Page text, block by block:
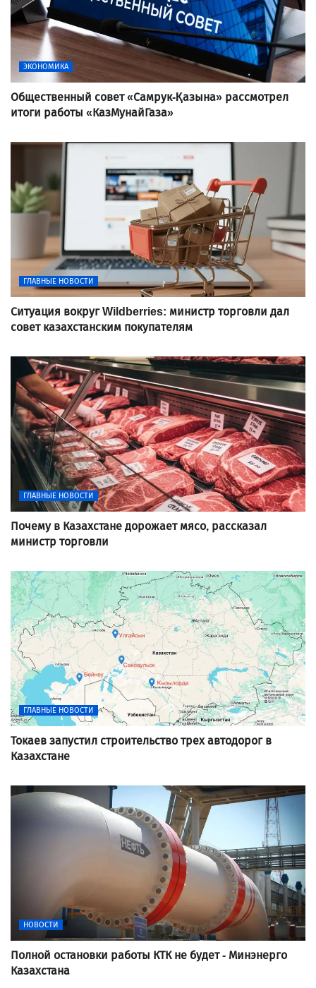
ЭКОНОМИКА
Общественный совет «Самрук-Қазына» рассмотрел
итоги работы «КазМунайГаза»
ГЛАВНЫЕ НОВОСТИ
Ситуация вокруг Wildberries: министр торговли дал
совет казахстанским покупателям
ГЛАВНЫЕ НОВОСТИ
Почему в Казахстане дорожает мясо, рассказал
министр торговли
ГЛАВНЫЕ НОВОСТИ
Токаев запустил строительство трех автодорог в
Казахстане
НОВОСТИ
Полной остановки работы КТК не будет - Минэнерго
Казахстана